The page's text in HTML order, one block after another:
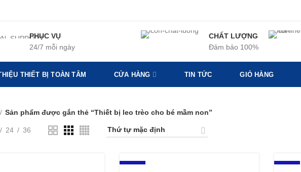
PHỤC VỤ
24/7 mỗi ngày
CHẤT LƯỢNG
Đảm bảo 100%
THIẾT BỊ TOÀN TÂM CỬA HÀNG TIN TỨC GIỎ HÀNG
Sản phẩm được gắn thẻ “Thiết bị leo trèo cho bé mầm non”
24 36